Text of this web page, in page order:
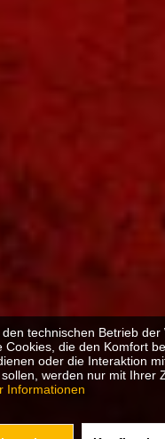
technischen Betrieb
die den Komfort
oder die Interaktion
werden nur mit Ihrer
Informationen